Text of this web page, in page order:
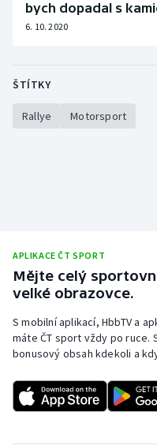
bych dopadal s
6. 10. 2020
ŠTÍTKY
Rallye Motorsport
APLIKACE ČT SPORT
Mějte celý
velké obrazovce.
S mobilní aplikací, HbbTV a
máte ČT sport vždy po ruce.
bonusový obsah kdekoli a